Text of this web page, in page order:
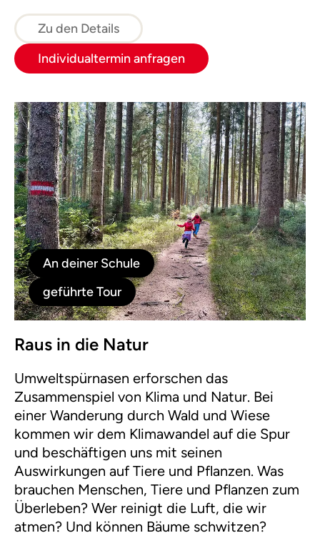
auch unsichtbar! Und gestalte dein eigenes
Wichtelwesen.
Zu den Details
Individualtermin anfragen
An deiner Schule
geführte Tour
Raus in die Natur
Umweltspürnasen erforschen das
Zusammenspiel von Klima und Natur. Bei
einer Wanderung durch Wald und Wiese
kommen wir dem Klimawandel auf die Spur
und beschäftigen uns mit seinen
Auswirkungen auf Tiere und Pflanzen. Was
brauchen Menschen, Tiere und Pflanzen zum
Überleben? Wer reinigt die Luft, die wir
atmen? Und können Bäume schwitzen?